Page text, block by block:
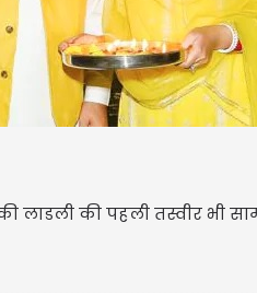
लाडली की पहली तस्वीर